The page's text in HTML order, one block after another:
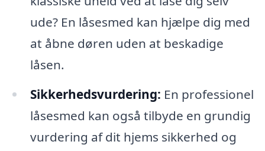
ude? En låsesmed kan hjælpe dig med
at åbne døren uden at beskadige
låsen.
Sikkerhedsvurdering: En professionel
låsesmed kan også tilbyde en grundig
vurdering af dit hjems sikkerhed og